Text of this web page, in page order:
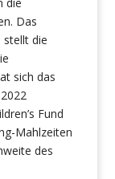
Das
stellt die
sich das
Fund
Mahlzeiten
des